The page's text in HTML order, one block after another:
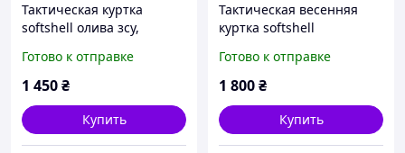
Тактическая куртка
softshell олива зсу,
водоотталкивающая
куртка весенняя на флисе
Готово к отправке
1 450₴
Купить
Тактическая весенняя
куртка softshell
военная куртка софтшелл
multicam не промокает
Готово к отправке
1 800₴
Купить